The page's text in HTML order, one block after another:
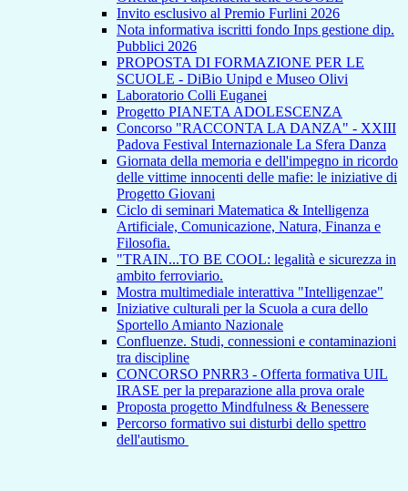
Invito esclusivo al Premio Furlini 2026
Nota informativa iscritti fondo Inps gestione dip.
Pubblici 2026
PROPOSTA DI FORMAZIONE PER LE
SCUOLE - DiBio Unipd e Museo Olivi
Laboratorio Colli Euganei
Progetto PIANETA ADOLESCENZA
Concorso "RACCONTA LA DANZA" - XXIII
Padova Festival Internazionale La Sfera Danza
Giornata della memoria e dell'impegno in ricordo
delle vittime innocenti delle mafie: le iniziative di
Progetto Giovani
Ciclo di seminari Matematica & Intelligenza
Artificiale, Comunicazione, Natura, Finanza e
Filosofia.
"TRAIN...TO BE COOL: legalità e sicurezza in
ambito ferroviario.
Mostra multimediale interattiva "Intelligenzae"
Iniziative culturali per la Scuola a cura dello
Sportello Amianto Nazionale
Confluenze. Studi, connessioni e contaminazioni
tra discipline
CONCORSO PNRR3 - Offerta formativa UIL
IRASE per la preparazione alla prova orale
Proposta progetto Mindfulness & Benessere
Percorso formativo sui disturbi dello spettro
dell'autismo